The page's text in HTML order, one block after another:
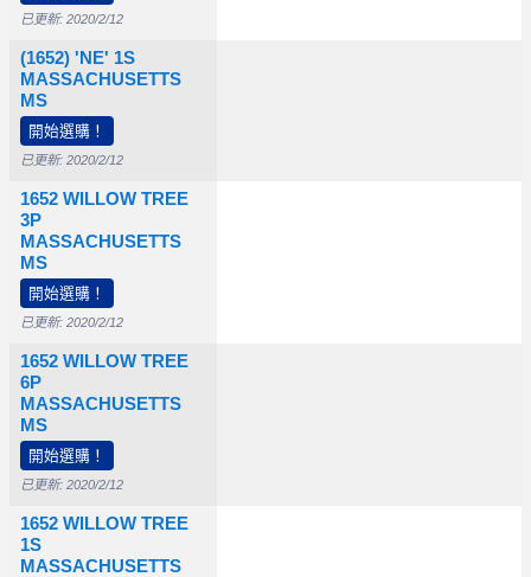
已更新: 2020/2/12
(1652) 'NE' 1S
MASSACHUSETTS
MS
開始選購！
已更新: 2020/2/12
1652 WILLOW TREE
3P
MASSACHUSETTS
MS
開始選購！
已更新: 2020/2/12
1652 WILLOW TREE
6P
MASSACHUSETTS
MS
開始選購！
已更新: 2020/2/12
1652 WILLOW TREE
1S
MASSACHUSETTS